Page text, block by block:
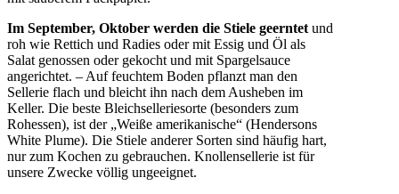
Im September, Oktober werden die Stiele geerntet und
roh wie Rettich und Radies oder mit Essig und Öl als
Salat genossen oder gekocht und mit Spargelsauce
angerichtet. – Auf feuchtem Boden pflanzt man den
Sellerie flach und bleicht ihn nach dem Ausheben im
Keller. Die beste Bleichselleriesorte (besonders zum
Rohessen), ist der „Weiße amerikanische“ (Hendersons
White Plume). Die Stiele anderer Sorten sind häufig hart,
nur zum Kochen zu gebrauchen. Knollensellerie ist für
unsere Zwecke völlig ungeeignet.